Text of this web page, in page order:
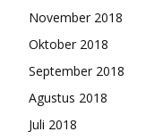
November 2018
Oktober 2018
September 2018
Agustus 2018
Juli 2018